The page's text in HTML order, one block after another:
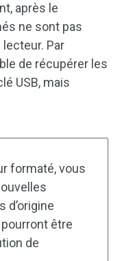
après le
ne sont pas
Par
de récupérer les
USB, mais
formaté, vous
d’origine
être
de